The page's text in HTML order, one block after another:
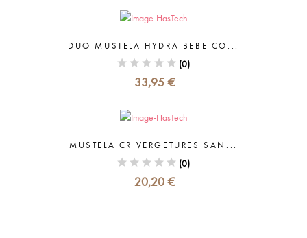
DUO MUSTELA HYDRA BEBE CO...
(0)
33,95 €
MUSTELA CR VERGETURES SAN...
(0)
20,20 €